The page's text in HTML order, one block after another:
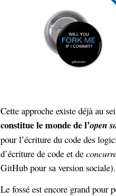
Cette approche existe déjà au
constitue le monde de l’open
pour l’écriture du code des
d’écriture de code et de
GitHub pour sa version sociale).
Le fossé est encore grand pour